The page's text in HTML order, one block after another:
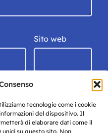
tecnologie come i cookie
del dispositivo. Il
di elaborare dati come il
su questo sito. Non
Sito web